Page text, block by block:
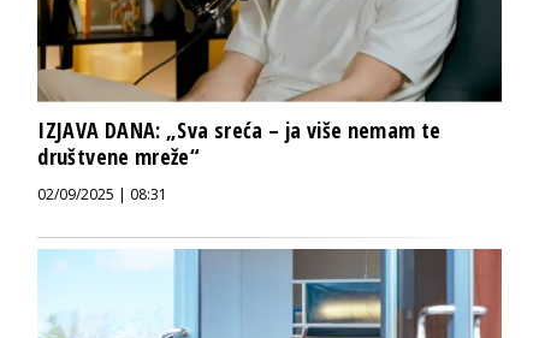
IZJAVA DANA: „Sva sreća – ja više nemam te
društvene mreže“
02/09/2025 | 08:31